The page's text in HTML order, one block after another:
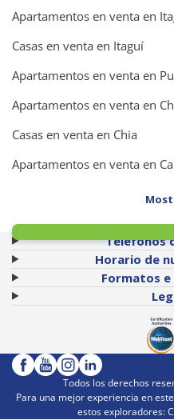
Apartamentos en venta en
Casas en venta en Itaguí
Apartamentos en venta en
Apartamentos en venta en
Casas en venta en Chia
Apartamentos en venta en
Teléfonos
Horario de
Formatos
Todos los derechos
Para una mejor experiencia en
estos exploradores: